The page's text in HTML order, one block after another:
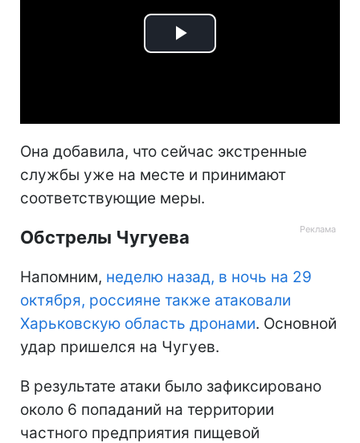
Play
Она добавила, что сейчас экстренные
службы уже на месте и принимают
соответствующие меры.
Обстрелы Чугуева
Напомним, неделю назад, в ночь на 29
октября, россияне также атаковали
Харьковскую область дронами. Основной
удар пришелся на Чугуев.
В результате атаки было зафиксировано
около 6 попаданий на территории
частного предприятия пищевой